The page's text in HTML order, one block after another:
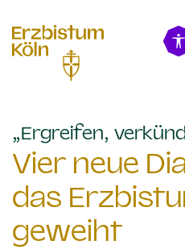
„Ergreifen,
Vier neue
das
geweiht